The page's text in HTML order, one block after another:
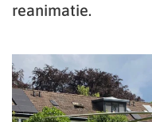
reanimatie.